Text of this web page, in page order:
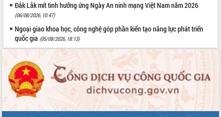
Xã Ea Kar bước chuyển mình trong
công tác cải cách hành chính mô hình
mới
UBND tỉnh họp báo định kỳ tháng 4
năm 2026
Hội thảo khoa học “Giải pháp thúc đẩy
phát triển nền kinh tế xanh tại tỉnh
Đắk Lắk”
Tăng cường giám sát, đôn đốc thực
hiện nhiệm vụ quản lý tài sản công
hàng tuần
Đắk Lắk mít tinh hưởng ứng Ngày An ninh mạng Việt Nam năm 2026
(06/08/2026, 10:47)
Ngoại giao khoa học, công nghệ góp phần kiến tạo năng lực phát triển
quốc gia (05/08/2026, 18:13)